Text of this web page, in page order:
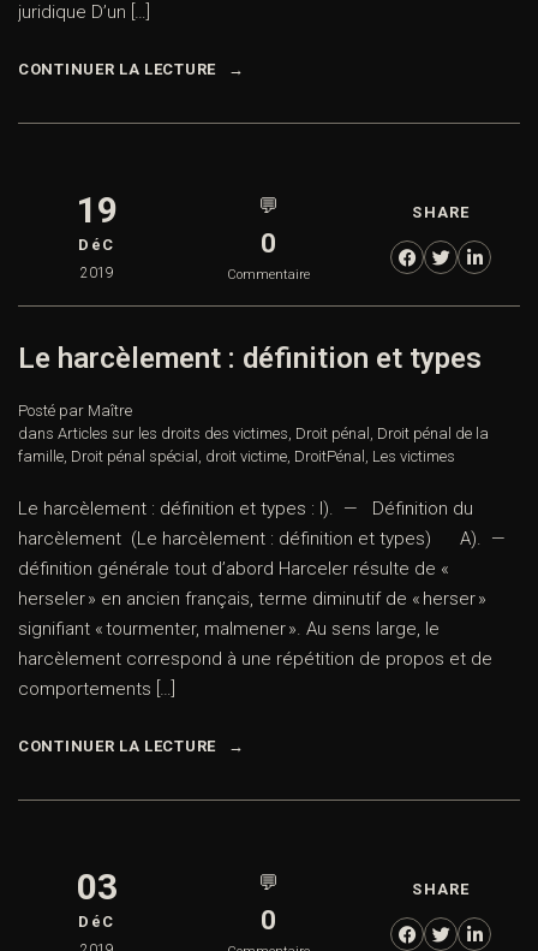
juridique D’un […]
CONTINUER LA LECTURE
19
DéC
2019
💬
0
Commentaire
SHARE
Le harcèlement : définition et types
Posté par Maître
dans Articles sur les droits des victimes, Droit pénal , Droit pénal de la
famille, Droit pénal spécial , droit victime, DroitPénal , Les victimes
Le harcèlement : définition et types : I). — Définition du
harcèlement (Le harcèlement : définition et types) A). —
définition générale tout d’abord Harceler résulte de «
herseler » en ancien français, terme diminutif de « herser »
signifiant « tourmenter, malmener ». Au sens large, le
harcèlement correspond à une répétition de propos et de
comportements […]
CONTINUER LA LECTURE
03
DéC
💬
0
SHARE